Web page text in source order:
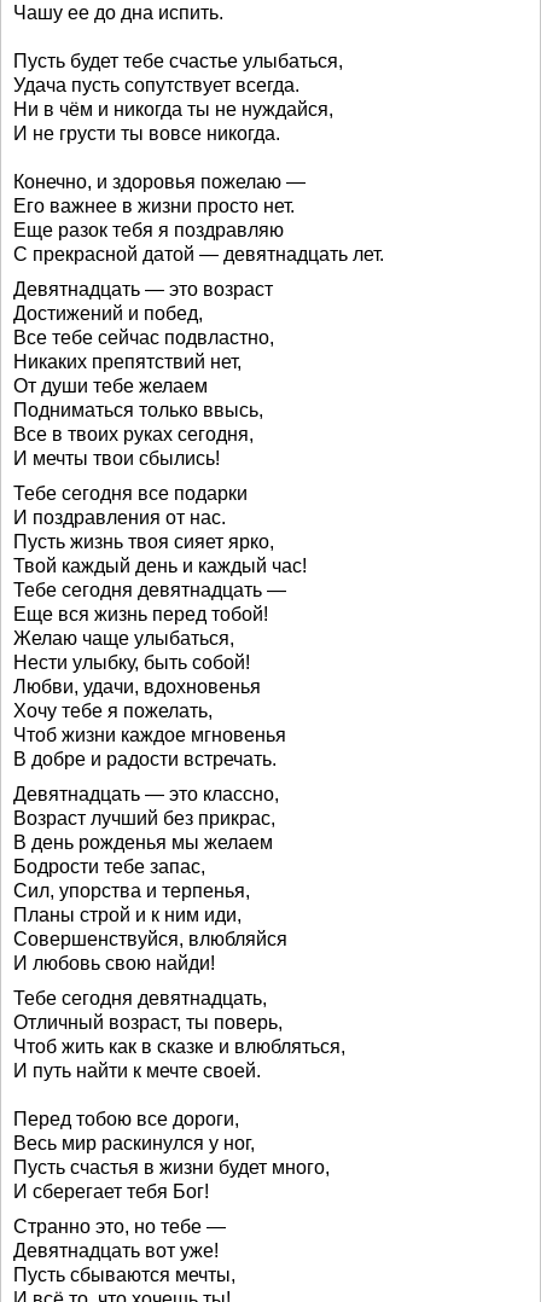
Чашу ее до дна испить.
Пусть будет тебе счастье улыбаться,
Удача пусть сопутствует всегда.
Ни в чём и никогда ты не нуждайся,
И не грусти ты вовсе никогда.
Конечно, и здоровья пожелаю —
Его важнее в жизни просто нет.
Еще разок тебя я поздравляю
С прекрасной датой — девятнадцать лет.
Девятнадцать — это возраст
Достижений и побед,
Все тебе сейчас подвластно,
Никаких препятствий нет,
От души тебе желаем
Подниматься только ввысь,
Все в твоих руках сегодня,
И мечты твои сбылись!
Тебе сегодня все подарки
И поздравления от нас.
Пусть жизнь твоя сияет ярко,
Твой каждый день и каждый час!
Тебе сегодня девятнадцать —
Еще вся жизнь перед тобой!
Желаю чаще улыбаться,
Нести улыбку, быть собой!
Любви, удачи, вдохновенья
Хочу тебе я пожелать,
Чтоб жизни каждое мгновенья
В добре и радости встречать.
Девятнадцать — это классно,
Возраст лучший без прикрас,
В день рожденья мы желаем
Бодрости тебе запас,
Сил, упорства и терпенья,
Планы строй и к ним иди,
Совершенствуйся, влюбляйся
И любовь свою найди!
Тебе сегодня девятнадцать,
Отличный возраст, ты поверь,
Чтоб жить как в сказке и влюбляться,
И путь найти к мечте своей.
Перед тобою все дороги,
Весь мир раскинулся у ног,
Пусть счастья в жизни будет много,
И сберегает тебя Бог!
Странно это, но тебе —
Девятнадцать вот уже!
Пусть сбываются мечты,